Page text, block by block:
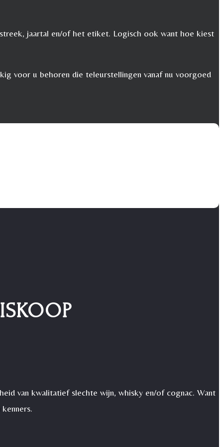
jaartal en/of het etiket. Logisch ook want hoe kiest
voor u behoren die teleurstellingen vanaf nu voorgoed
van kwalitatief slechte wijn, whisky en/of cognac. Want